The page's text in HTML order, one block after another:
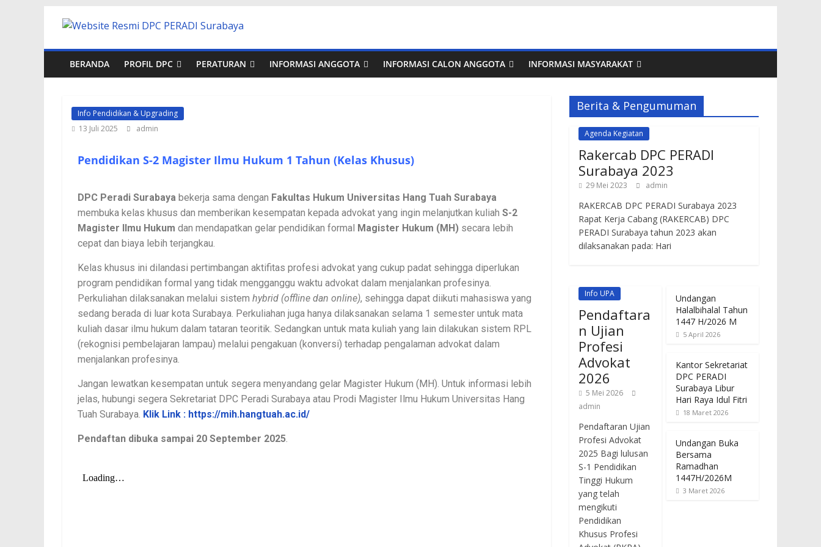
BERANDA PROFIL DPC PERATURAN INFORMASI ANGGOTA INFORMASI CALON ANGGOTA INFORMASI MASYARAKAT
Info Pendidikan & Upgrading
13 Juli 2025
admin
Pendidikan S-2 Magister Ilmu Hukum 1 Tahun (Kelas Khusus)
DPC Peradi Surabaya bekerja sama dengan Fakultas Hukum Universitas Hang Tuah Surabaya
membuka kelas khusus dan memberikan kesempatan kepada advokat yang ingin melanjutkan kuliah S-2
Magister Ilmu Hukum dan mendapatkan gelar pendidikan formal Magister Hukum (MH) secara lebih
cepat dan biaya lebih terjangkau.
Kelas khusus ini dilandasi pertimbangan aktifitas profesi advokat yang cukup padat sehingga diperlukan
program pendidikan formal yang tidak mengganggu waktu advokat dalam menjalankan profesinya.
Perkuliahan dilaksanakan melalui sistem hybrid (offline dan online), sehingga dapat diikuti mahasiswa yang
sedang berada di luar kota Surabaya. Perkuliahan juga hanya dilaksanakan selama 1 semester untuk mata
kuliah dasar ilmu hukum dalam tataran teoritik. Sedangkan untuk mata kuliah yang lain dilakukan sistem RPL
(rekognisi pembelajaran lampau) melalui pengakuan (konversi) terhadap pengalaman advokat dalam
menjalankan profesinya.
Jangan lewatkan kesempatan untuk segera menyandang gelar Magister Hukum (MH). Untuk informasi lebih
jelas, hubungi segera Sekretariat DPC Peradi Surabaya atau Prodi Magister Ilmu Hukum Universitas Hang
Tuah Surabaya. Klik Link : https://mih.hangtuah.ac.id/
Pendaftan dibuka sampai 20 September 2025.
Berita & Pengumuman
Agenda Kegiatan
Rakercab DPC PERADI
Surabaya 2023
29 Mei 2023 admin
RAKERCAB DPC PERADI Surabaya 2023
Rapat Kerja Cabang (RAKERCAB) DPC
PERADI Surabaya tahun 2023 akan
dilaksanakan pada: Hari
Info UPA
Pendaftara
n Ujian
Profesi
Advokat
2026
5 Mei 2026
admin
Pendaftaran Ujian
Profesi Advokat
2025 Bagi lulusan
S-1 Pendidikan
Tinggi Hukum
yang telah
mengikuti
Pendidikan
Khusus Profesi
Undangan
Halalbihalal Tahun
1447 H/2026 M
5 April 2026
Kantor Sekretariat
DPC PERADI
Surabaya Libur
Hari Raya Idul Fitri
18 Maret 2026
Undangan Buka
Bersama
Ramadhan
1447H/2026M
3 Maret 2026